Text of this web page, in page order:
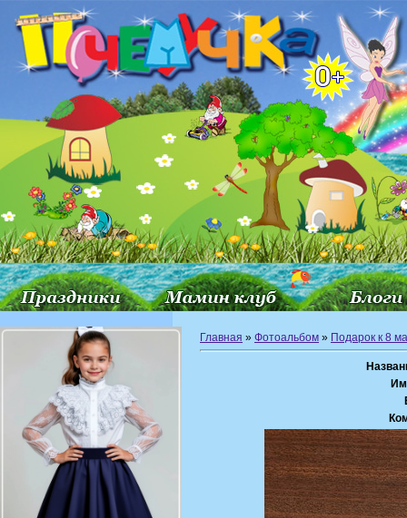
Главная » Фотоальбом » Подарок к 8